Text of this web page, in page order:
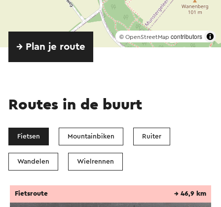
© OpenStreetMap contributors
→ Plan je route
Routes in de buurt
Fietsen Mountainbiken Ruiter
Wandelen Wielrennen
Fietsroute → 46,9 km